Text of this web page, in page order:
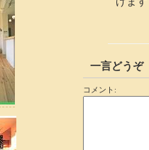
一言どうぞ
コメント: